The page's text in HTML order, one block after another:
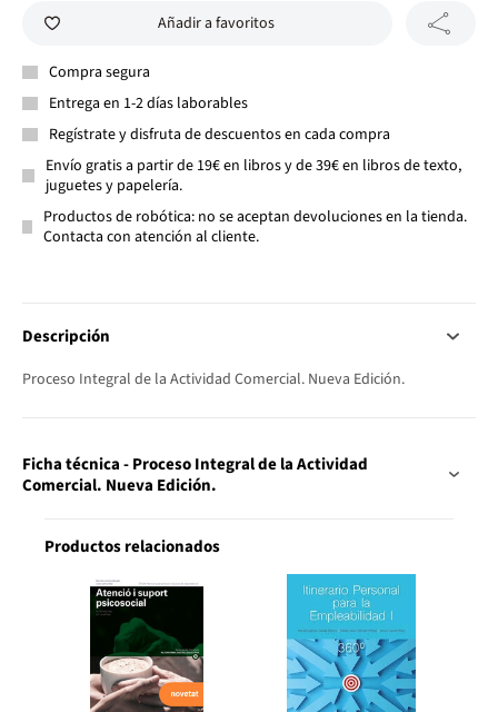
Añadir a favoritos
Compra segura
Entrega en 1-2 días laborables
Regístrate y disfruta de descuentos en cada compra
Envío gratis a partir de 19€ en libros y de 39€ en libros de texto,
juguetes y papelería.
Productos de robótica: no se aceptan devoluciones en la tienda.
Contacta con atención al cliente.
Descripción
Proceso Integral de la Actividad Comercial. Nueva Edición.
Ficha técnica - Proceso Integral de la Actividad
Comercial. Nueva Edición.
Productos relacionados